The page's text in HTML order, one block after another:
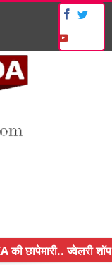
छापेमारी.. ज्वेलरी शॉप